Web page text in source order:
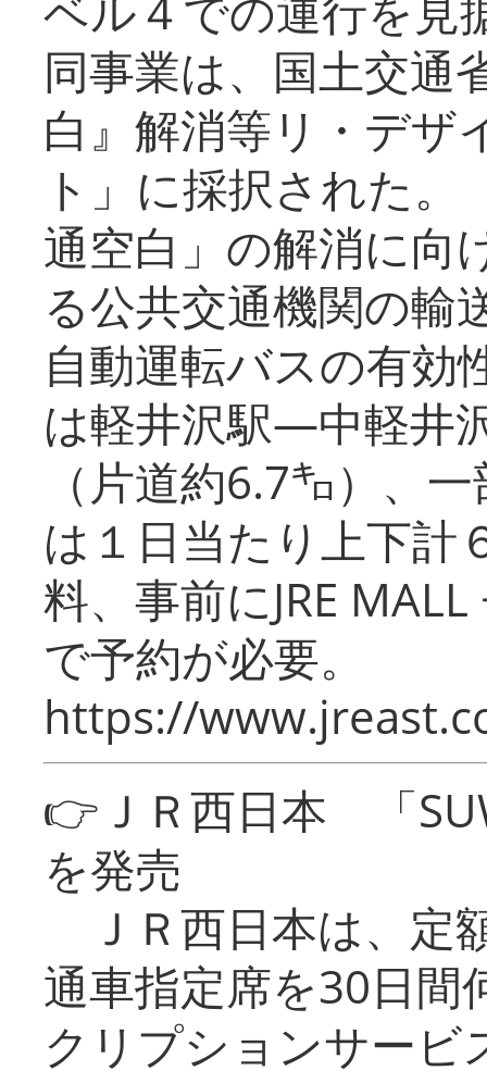
同事業は、国土交通
白』解消等リ・デザ
ト」に採択された
通空白」の解消に向
る公共交通機関の輸
自動運転バスの有効
は軽井沢駅―中軽井
（片道約6.7㌔）、
は１日当たり上下計
料、事前にJRE
で予約が必要。
https://
👉ＪＲ西日本 「
を発売
ＪＲ西日本は、定
通車指定席を30日間
クリプションサービ